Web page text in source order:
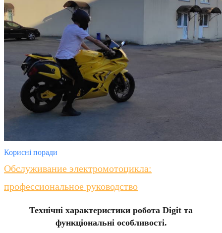
Корисні поради
Обслуживание электромотоцикла:
профессиональное руководство
Технічні характеристики робота Digit та
функціональні особливості.